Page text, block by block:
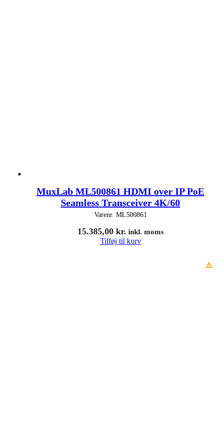
MuxLab ML500861 HDMI over IP PoE
Seamless Transceiver 4K/60
Varenr. ML500861
15.385,00 kr. inkl. moms
Tilføj til kurv
⚠️